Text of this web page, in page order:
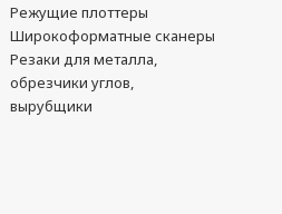
Режущие плоттеры
Широкоформатные сканеры
Резаки для металла,
обрезчики углов,
вырубщики